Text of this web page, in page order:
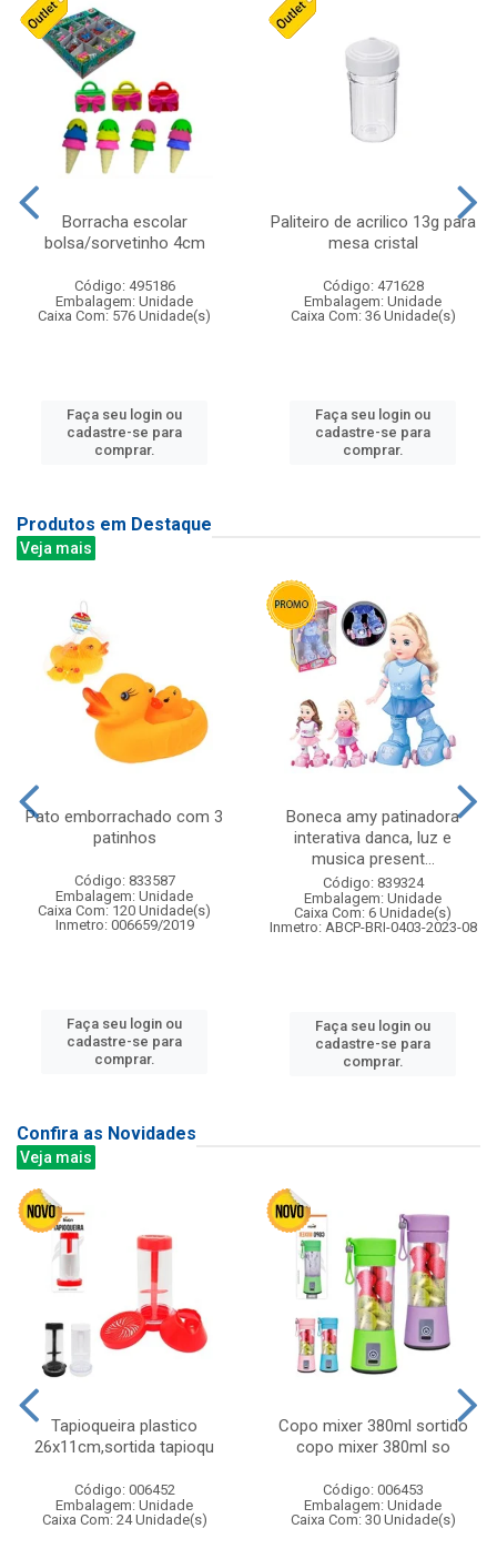
Borracha escolar
bolsa/sorvetinho 4cm
Código: 495186
Embalagem: Unidade
Caixa Com: 576 Unidade(s)
Faça seu login ou
cadastre-se para
comprar.
Paliteiro de acrilico 13g para
mesa cristal
Código: 471628
Embalagem: Unidade
Caixa Com: 36 Unidade(s)
Faça seu login ou
cadastre-se para
comprar.
Produtos em Destaque
Veja mais
Pato emborrachado com 3
patinhos
Código: 833587
Embalagem: Unidade
Caixa Com: 120 Unidade(s)
Inmetro: 006659/2019
Faça seu login ou
cadastre-se para
comprar.
Boneca amy patinadora
interativa danca, luz e
musica present...
Código: 839324
Embalagem: Unidade
Caixa Com: 6 Unidade(s)
Inmetro: ABCP-BRI-0403-2023-08
Faça seu login ou
cadastre-se para
comprar.
Confira as Novidades
Veja mais
Tapioqueira plastico
26x11cm,sortida tapioqu
Código: 006452
Embalagem: Unidade
Caixa Com: 24 Unidade(s)
Copo mixer 380ml sortido
copo mixer 380ml so
Código: 006453
Embalagem: Unidade
Caixa Com: 30 Unidade(s)